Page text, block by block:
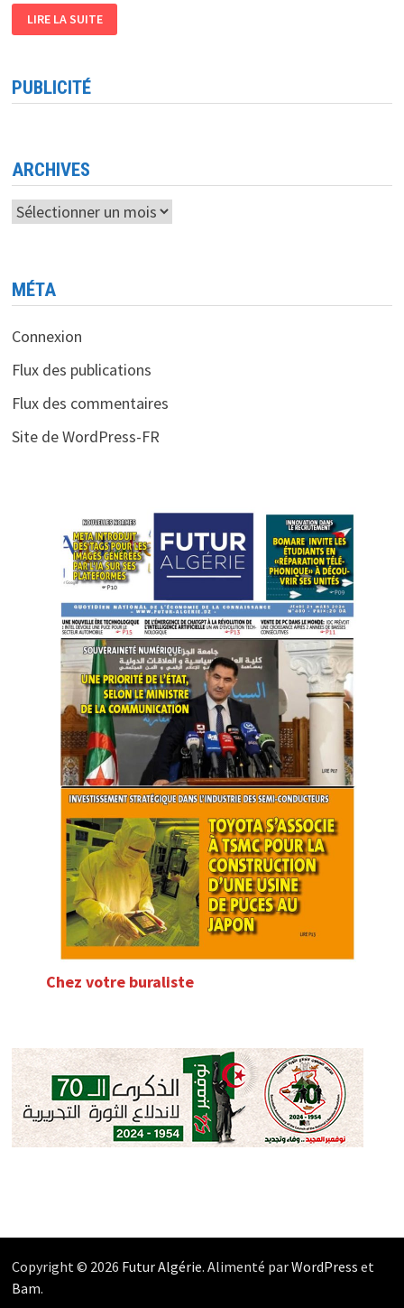
الصور
نيكون،
تواقيع
رقمية
الفوتوغرافية
LIRE LA SUITE
PUBLICITÉ
ARCHIVES
Archives
MÉTA
Connexion
Flux des publications
Flux des commentaires
Site de WordPress-FR
Chez votre buraliste
Copyright © 2026 Futur Algérie. Alimenté parWordPress et
Bam.